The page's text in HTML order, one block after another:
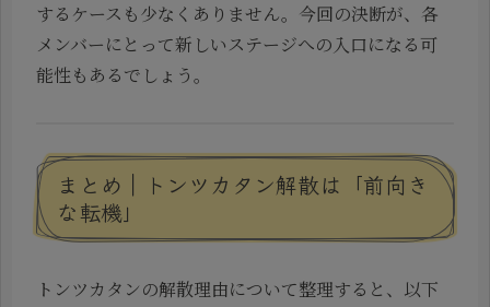
するケースも少なくありません。今回の決断が、各
メンバーにとって新しいステージへの入口になる可
能性もあるでしょう。
まとめ｜トンツカタン解散は「前向き
な転機」
トンツカタンの解散理由について整理すると、以下